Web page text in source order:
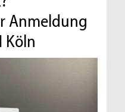
Anmeldung
Köln